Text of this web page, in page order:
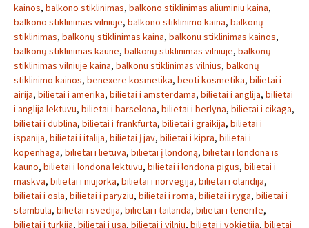
kainos, balkono stiklinimas, balkono stiklinimas aliuminiu kaina,
balkono stiklinimas vilniuje, balkono stiklinimo kaina, balkonų
stiklinimas, balkonų stiklinimas kaina, balkonu stiklinimas kainos,
balkonų stiklinimas kaune, balkonų stiklinimas vilniuje, balkonų
stiklinimas vilniuje kaina, balkonu stiklinimas vilnius, balkonų
stiklinimo kainos, benexere kosmetika, beoti kosmetika, bilietai i
airija, bilietai i amerika, bilietai i amsterdama, bilietai i anglija, bilietai
i anglija lektuvu, bilietai i barselona, bilietai i berlyna, bilietai i cikaga,
bilietai i dublina, bilietai i frankfurta, bilietai i graikija, bilietai i
ispanija, bilietai i italija, bilietai į jav, bilietai i kipra, bilietai i
kopenhaga, bilietai i lietuva, bilietai į londoną, bilietai i londona is
kauno, bilietai i londona lektuvu, bilietai i londona pigus, bilietai i
maskva, bilietai i niujorka, bilietai i norvegija, bilietai i olandija,
bilietai i osla, bilietai i paryziu, bilietai i roma, bilietai i ryga, bilietai i
stambula, bilietai i svedija, bilietai i tailanda, bilietai i tenerife,
bilietai i turkija, bilietai i usa, bilietai i vilniu, bilietai i vokietija, bilietai